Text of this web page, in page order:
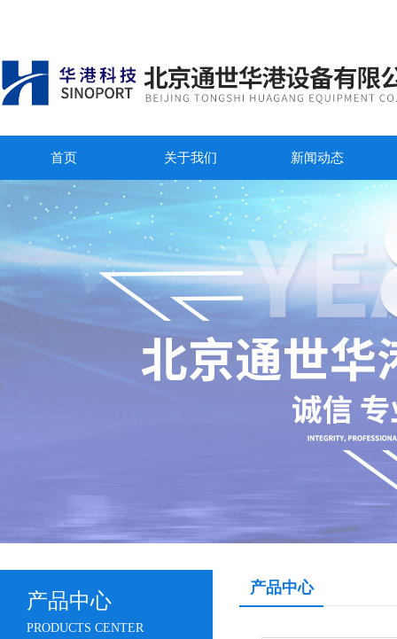
首页 关于我们 新闻动态
产品中心
PRODUCTS CENTER
产品中心